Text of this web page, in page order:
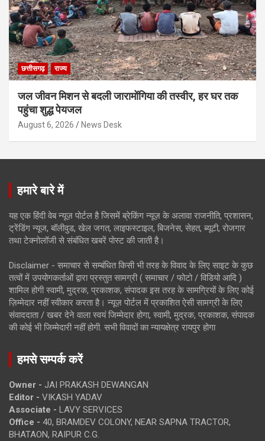
छत्तीसगढ़ राज्य
जल जीवन मिशन से बदली जारामोंगिया की तस्वीर, हर घर तक
पहुंचा शुद्ध पेयजल
August 6, 2026 News Desk
हमारे बारे में
यह एक हिंदी वेब न्यूज़ पोर्टल है जिसमें ब्रेकिंग न्यूज़ के अलावा राजनीति, प्रशासन,
ट्रेंडिंग न्यूज, बॉलीवुड, खेल जगत, लाइफस्टाइल, बिजनेस, सेहत, ब्यूटी, रोजगार
तथा टेक्नोलॉजी से संबंधित खबरें पोस्ट की जाती है।
Disclaimer - समाचार से सम्बंधित किसी भी तरह के विवाद के लिए साइट के कुछ
तत्वों में उपयोगकर्ताओं द्वारा प्रस्तुत सामग्री ( समाचार / फोटो / विडियो आदि )
शामिल होगी स्वामी, मुद्रक, प्रकाशक, संपादक इस तरह के सामग्रियों के लिए कोई
ज़िम्मेदार नहीं स्वीकार करता है। न्यूज़ पोर्टल में प्रकाशित ऐसी सामग्री के लिए
संवाददाता / खबर देने वाला स्वयं जिम्मेदार होगा, स्वामी, मुद्रक, प्रकाशक, संपादक
की कोई भी जिम्मेदारी नहीं होगी. सभी विवादों का न्यायक्षेत्र रायपुर होगा
हमसे सम्पर्क करें
Owner - JAI PRAKASH DEWANGAN
Editor - VIKASH YADAV
Associate - LAVY SERVICES
Office - 40, BRAMDEV COLONY, NEAR SAPNA TRACTOR,
BHATAON, RAIPUR C.G.